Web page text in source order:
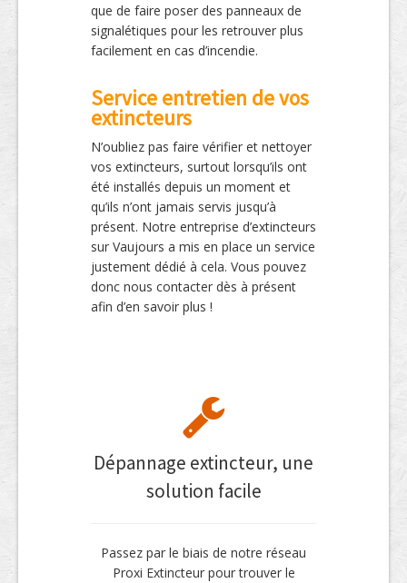
que de faire poser des panneaux de
signalétiques pour les retrouver plus
facilement en cas d’incendie.
Service entretien de vos
extincteurs
N’oubliez pas faire vérifier et nettoyer
vos extincteurs, surtout lorsqu’ils ont
été installés depuis un moment et
qu’ils n’ont jamais servis jusqu’à
présent. Notre entreprise d’extincteurs
sur Vaujours a mis en place un service
justement dédié à cela. Vous pouvez
donc nous contacter dès à présent
afin d’en savoir plus !
Dépannage extincteur, une
solution facile
Passez par le biais de notre réseau
Proxi Extincteur pour trouver le